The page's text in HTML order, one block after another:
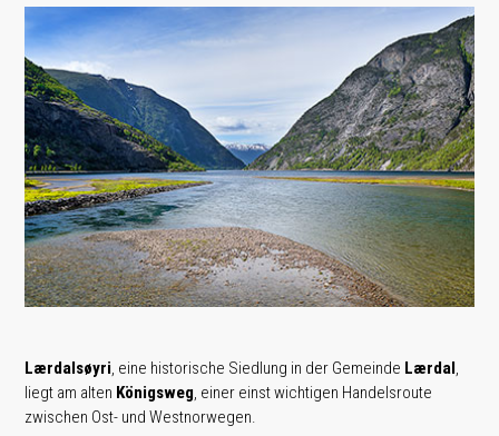
Lærdalsøyri, eine historische Siedlung in der Gemeinde Lærdal,
liegt am alten Königsweg, einer einst wichtigen Handelsroute
zwischen Ost- und Westnorwegen.